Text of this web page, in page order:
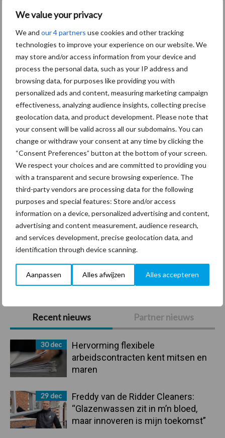
We value your privacy
We and our 4 partners use cookies and other tracking
technologies to improve your experience on our website. We
may store and/or access information from your device and
process the personal data, such as your IP address and
browsing data, for purposes like providing you with
personalized ads and content, measuring marketing campaign
effectiveness, analyzing audience insights, collecting precise
geolocation data, and product development. Please note that
your consent will be valid across all our subdomains. You can
change or withdraw your consent at any time by clicking the
“Consent Preferences” button at the bottom of your screen.
We respect your choices and are committed to providing you
with a transparent and secure browsing experience. The
third-party vendors are processing data for the following
purposes and special features: Store and/or access
information on a device, personalized advertising and content,
advertising and content measurement, audience research,
and services development, precise geolocation data, and
identification through device scanning.
Aanpassen Alles afwijzen Alles accepteren
Primaire
Sidebar
Recent nieuws Partner nieuws
30 dec
Hervorming flexibele
arbeidscontracten kent mitsen en
maren
29 dec
Freddy van de Ridder Cleaners:
“Glazenwassen zit in m’n bloed,
maar innoveren is mijn toekomst”
Bescherming van
persoonsgegevens: grip op
de risico’s
Hervorming flexibele
arbeidscontracten kent
mitsen en maren
Thema's Vakpartners
Coronavirus UVC
Toon meer